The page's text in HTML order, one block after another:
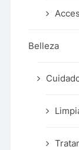
Belleza